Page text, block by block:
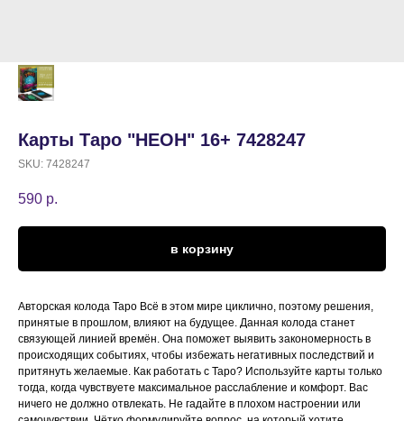
Карты Таро "НЕОН" 16+ 7428247
SKU: 7428247
590 р.
в корзину
Авторская колода Таро Всё в этом мире циклично, поэтому решения,
принятые в прошлом, влияют на будущее. Данная колода станет
связующей линией времён. Она поможет выявить закономерность в
происходящих событиях, чтобы избежать негативных последствий и
притянуть желаемые. Как работать с Таро? Используйте карты только
тогда, когда чувствуете максимальное расслабление и комфорт. Вас
ничего не должно отвлекать. Не гадайте в плохом настроении или